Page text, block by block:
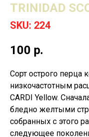
TRINIDAD
SKU: 224
100 р.
Сорт острого перца
низкочастотным
CARDI Yellow.
бледно желтыми
собранных с этого
следующее